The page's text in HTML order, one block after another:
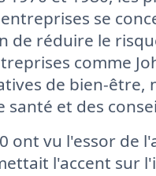
se
de réduire le
comme
de bien-être,
santé et des
ont vu l'essor de
l'accent sur